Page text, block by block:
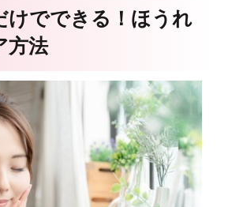
けでできる！ほうれ
方法